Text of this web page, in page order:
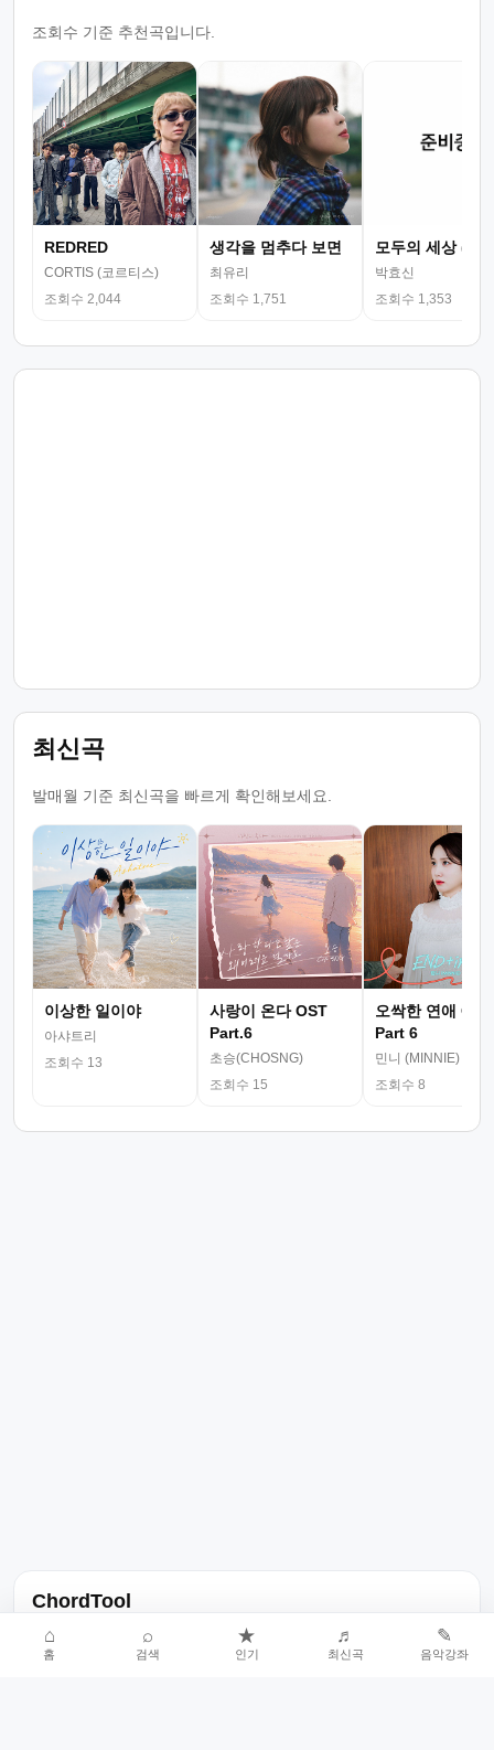
조회수 기준 추천곡입니다.
REDRED
CORTIS (코르티스)
조회수 2,044
생각을 멈추다 보면
최유리
조회수 1,751
모두의 세상 (뮤
박효신
조회수 1,353
최신곡
발매월 기준 최신곡을 빠르게 확인해보세요.
이상한 일이야
아샤트리
조회수 13
사랑이 온다 OST
Part.6
초승(CHOSNG)
조회수 15
오싹한 연애 OST
Part 6
민니 (MINNIE)
조회수 8
ChordTool
노래 가사, 곡 정보, 코드, 악보를 한곳에서 찾을 수 있는 음악 정보
서비스입니다.
⌂
홈
⌕
검색
★
인기
♬
최신곡
✎
음악강좌